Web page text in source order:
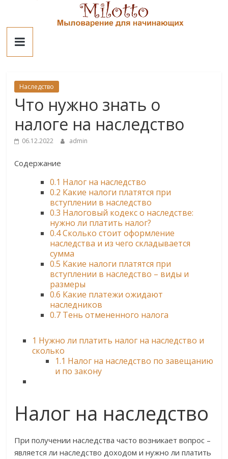
contentМилотто
Наследство
Что нужно знать о
налоге на наследство
06.12.2022 admin
Содержание
0.1 Налог на наследство
0.2 Какие налоги платятся при
вступлении в наследство
0.3 Налоговый кодекс о наследстве:
нужно ли платить налог?
0.4Сколько стоит оформление
наследства и из чего складывается
сумма
0.5 Какие налоги платятся при
вступлении в наследство – виды и
размеры
0.6 Какие платежи ожидают
наследников
0.7 Тень отмененного налога
1 Нужно ли платить налог на наследство и
сколько
1.1 Налог на наследство по завещанию
и по закону
Налог на наследство
При получении наследства часто возникает вопрос –
является ли наследство доходом и нужно ли платить